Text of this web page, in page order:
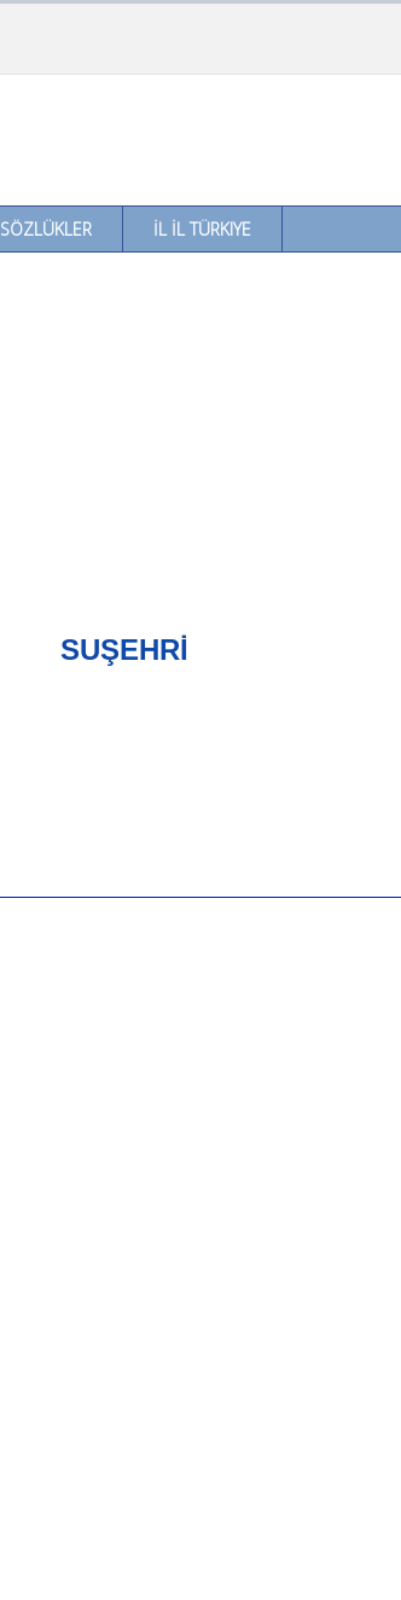
SÖZLÜKLER İL İL TÜRKIYE
SUŞEHRİ